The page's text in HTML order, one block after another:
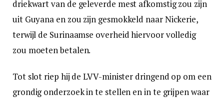
driekwart van de geleverde mest afkomstig zou zijn
uit Guyana en zou zijn gesmokkeld naar Nickerie,
terwijl de Surinaamse overheid hiervoor volledig
zou moeten betalen.
Tot slot riep hij de LVV-minister dringend op om een
grondig onderzoek in te stellen en in te grijpen waar